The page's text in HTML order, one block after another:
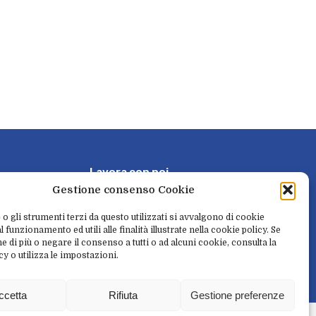
Gestione consenso Cookie
o gli strumenti terzi da questo utilizzati si avvalgono di cookie
funzionamento ed utili alle finalità illustrate nella cookie policy. Se
di più o negare il consenso a tutti o ad alcuni cookie, consulta la
o utilizza le impostazioni.
Rifiuta Gestione preferenze
Lavoraconnoi
Pr enotaeritira
New